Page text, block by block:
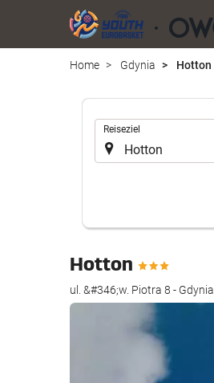
Home Gdynia Hotton
Reiseziel
Hotton
ul. &#346;w. Piotra 8 - Gdynia